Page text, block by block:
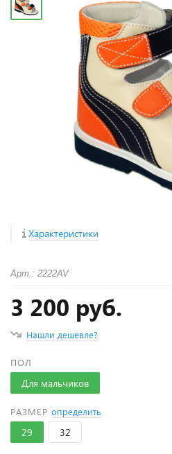
Характеристики
Арт.: 2222AV
3 200 руб.
Нашли дешевле?
ПОЛ
Для мальчиков
РАЗМЕР определить
29 32